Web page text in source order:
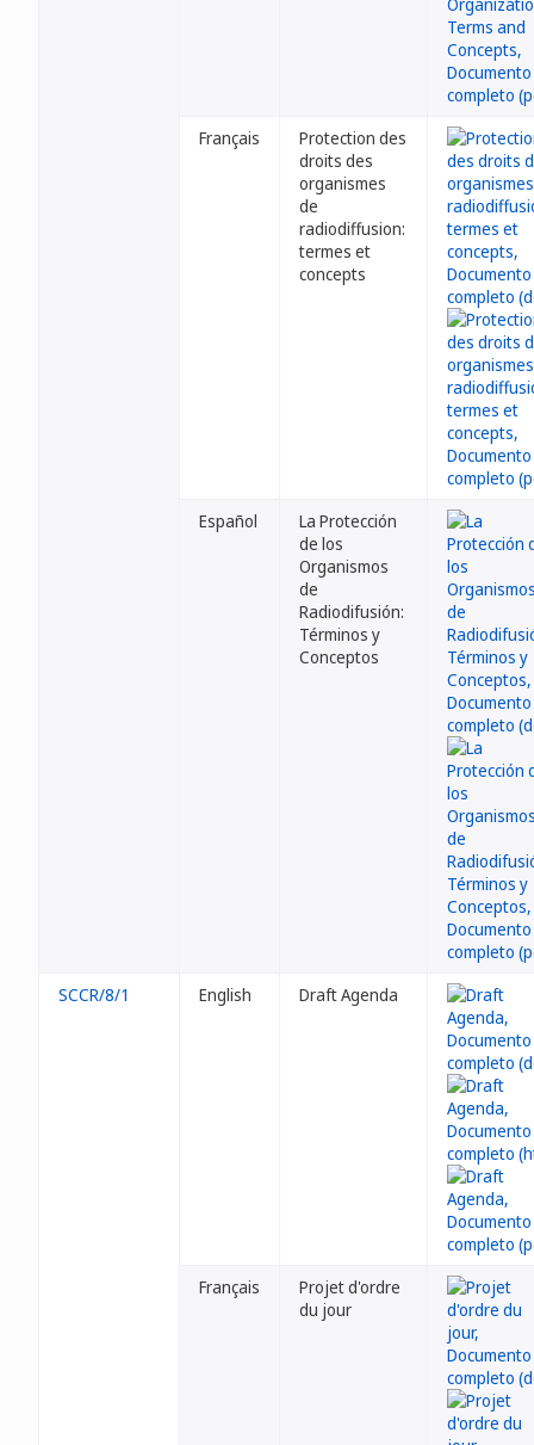
Français
Protection des
droits des
organismes
de
radiodiffusion:
termes et
concepts
Español
La Protección
de los
Organismos
de
Radiodifusión:
Términos y
Conceptos
SCCR/8/1 English Draft Agenda
Français
Projet d'ordre
du jour